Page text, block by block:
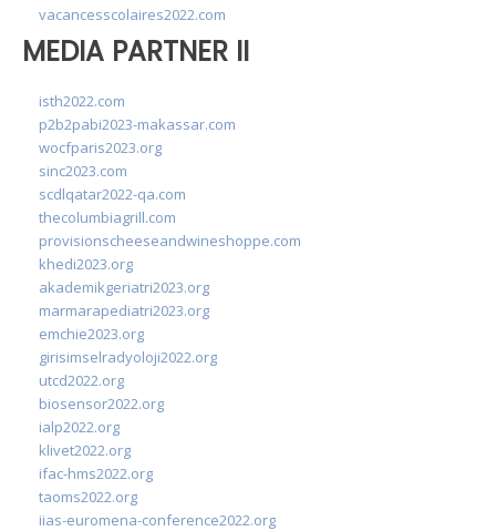
vacancesscolaires2022.com
MEDIA PARTNER II
isth2022.com
p2b2pabi2023-makassar.com
wocfparis2023.org
sinc2023.com
scdlqatar2022-qa.com
thecolumbiagrill.com
provisionscheeseandwineshoppe.com
khedi2023.org
akademikgeriatri2023.org
marmarapediatri2023.org
emchie2023.org
girisimselradyoloji2022.org
utcd2022.org
biosensor2022.org
ialp2022.org
klivet2022.org
ifac-hms2022.org
taoms2022.org
iias-euromena-conference2022.org